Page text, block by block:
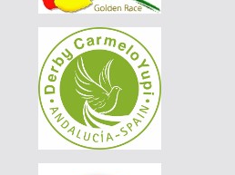
AGD WINTER RACE 2026 - 13C
NO-25-026-0259|75 EUR
AGD WINTER RACE 2026 - 13C
NO-25-026-0259|70 EUR
AGD WINTER RACE 2026 - 13C
DE-25-04857-1313 | 70 EUR